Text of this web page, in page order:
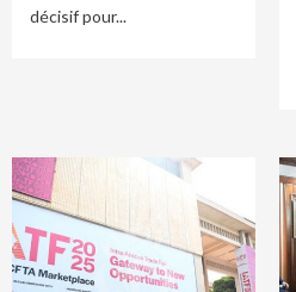
décisif pour...